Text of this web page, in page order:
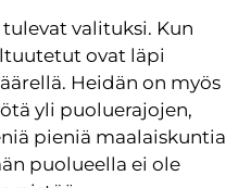
valituksi. Kun
ovat läpi
Heidän on myös
yli puoluerajojen,
pieniä maalaiskuntia
puolueella ei ole